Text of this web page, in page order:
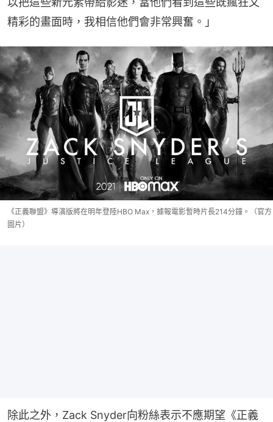
精彩的畫面時，我相信他們會非常興奮。」
《正義聯盟》導演版將在明年登陸HBO Max，據報電影暫時片長214分鐘。（官方
圖片）
除此之外，Zack Snyder向粉絲表示不應期望《正義